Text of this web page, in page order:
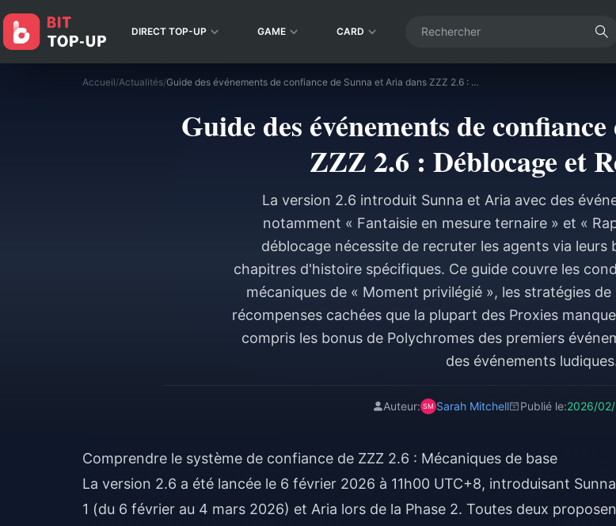
DIRECT TOP-UP GAME CARD
Accueil/Actualités/ Guide des événements de confiance de Sunna et Aria dans ZZZ 2.6 : Déblocage et Récompenses
Guide des événements de
ZZZ 2.6 : Déblocage et
La version 2.6 introduit Sunna et Aria avec des
notamment « Fantaisie en mesure ternaire » et «
déblocage nécessite de recruter les agents via leurs
chapitres d'histoire spécifiques. Ce guide couvre les
mécaniques de « Moment privilégié », les stratégies
récompenses cachées que la plupart des Proxies
compris les bonus de Polychromes des premiers
des événements
Auteur: Sarah Mitchell Publié le:2026/
Comprendre le système de confiance de ZZZ 2.6 : Mécaniques de base
La version 2.6 a été lancée le 6 février 2026 à 11h00 UTC+8, introduisant
1 (du 6 février au 4 mars 2026) et Aria lors de la Phase 2. Toutes deux